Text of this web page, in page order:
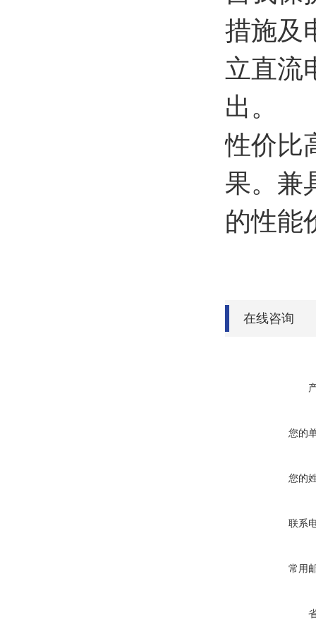
措施及
立直流
出。
性价比
果。兼
的性能
在线咨询
您的
您的
联系
常用